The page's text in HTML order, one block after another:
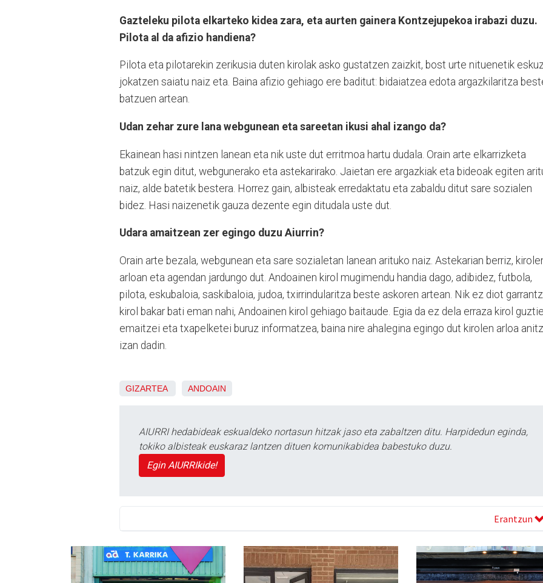
Gazteleku pilota elkarteko kidea zara, eta aurten gainera Kontzejupekoa irabazi duzu.
Pilota al da afizio handiena?
Pilota eta pilotarekin zerikusia duten kirolak asko gustatzen zaizkit, bost urte nituenetik
jokatzen saiatu naiz eta. Baina afizio gehiago ere baditut: bidaiatzea edota argazkilaritza
batzuen artean.
Udan zehar zure lana webgunean eta sareetan ikusi ahal izango da?
Ekainean hasi nintzen lanean eta nik uste dut erritmoa hartu dudala. Orain arte elkarrizketa
batzuk egin ditut, webgunerako eta astekarirako. Jaietan ere argazkiak eta bideoak egiten
naiz, alde batetik bestera. Horrez gain, albisteak erredaktatu eta zabaldu ditut sare sozialen
bidez. Hasi naizenetik gauza dezente egin ditudala uste dut.
Udara amaitzean zer egingo duzu Aiurrin?
Orain arte bezala, webgunean eta sare sozialetan lanean arituko naiz. Astekarian berriz,
arloan eta agendan jardungo dut. Andoainen kirol mugimendu handia dago, adibidez, futbola,
pilota, eskubaloia, saskibaloia, judoa, txirrindularitza beste askoren artean. Nik ez diot
kirol bakar bati eman nahi, Andoainen kirol gehiago baitaude. Egia da ez dela erraza kirol
emaitzei eta txapelketei buruz informatzea, baina nire ahalegina egingo dut kirolen arloa
izan dadin.
GIZARTEA ANDOAIN
AIURRI hedabideak eskualdeko nortasun hitzak jaso eta zabaltzen ditu. Harpidedun eginda,
tokiko albisteak euskaraz lantzen dituen komunikabidea babestuko duzu.
Egin AIURRIkide!
Erantzun